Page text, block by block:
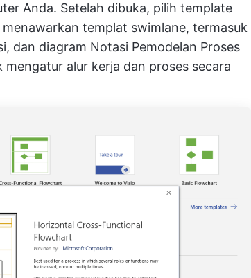
Anda. Setelah dibuka, pilih template
templat swimlane, termasuk
dan diagram Notasi Pemodelan Proses
alur kerja dan proses secara